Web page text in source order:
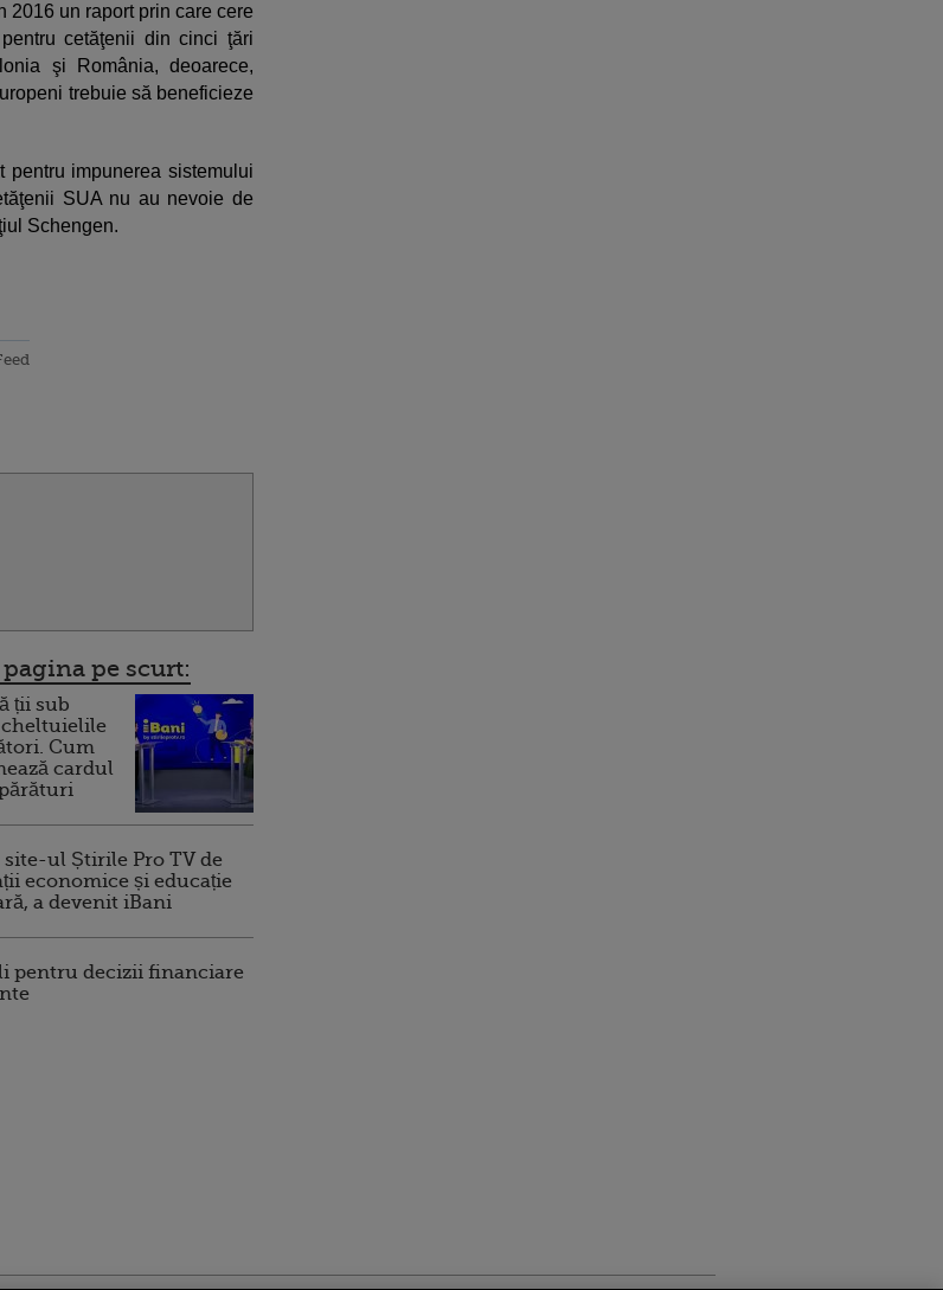
2016 un raport prin care cere
cetăţenii din cinci ţări
şi România, deoarece,
trebuie să beneficieze
pentru impunerea sistemului
SUA nu au nevoie de
Schengen.
pe scurt:
ții sub
Cum
cardul
ul Știrile Pro TV de
economice și educație
a devenit iBani
pentru decizii financiare